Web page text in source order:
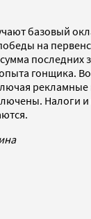
базовый
на
последних
гонщика.
рекламные
Налоги